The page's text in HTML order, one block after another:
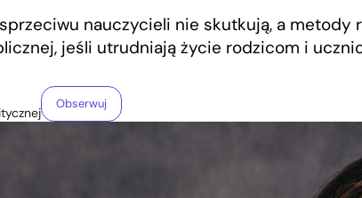
nauczycieli nie skutkują, a metody
jeśli utrudniają życie rodzicom i
Obserwuj